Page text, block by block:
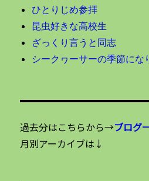
ひとりじめ参拝
昆虫好きな高校生
ざっくり言うと同志
シークヮーサーの季節にな
過去分はこちらから→ブログ
月別アーカイブは↓